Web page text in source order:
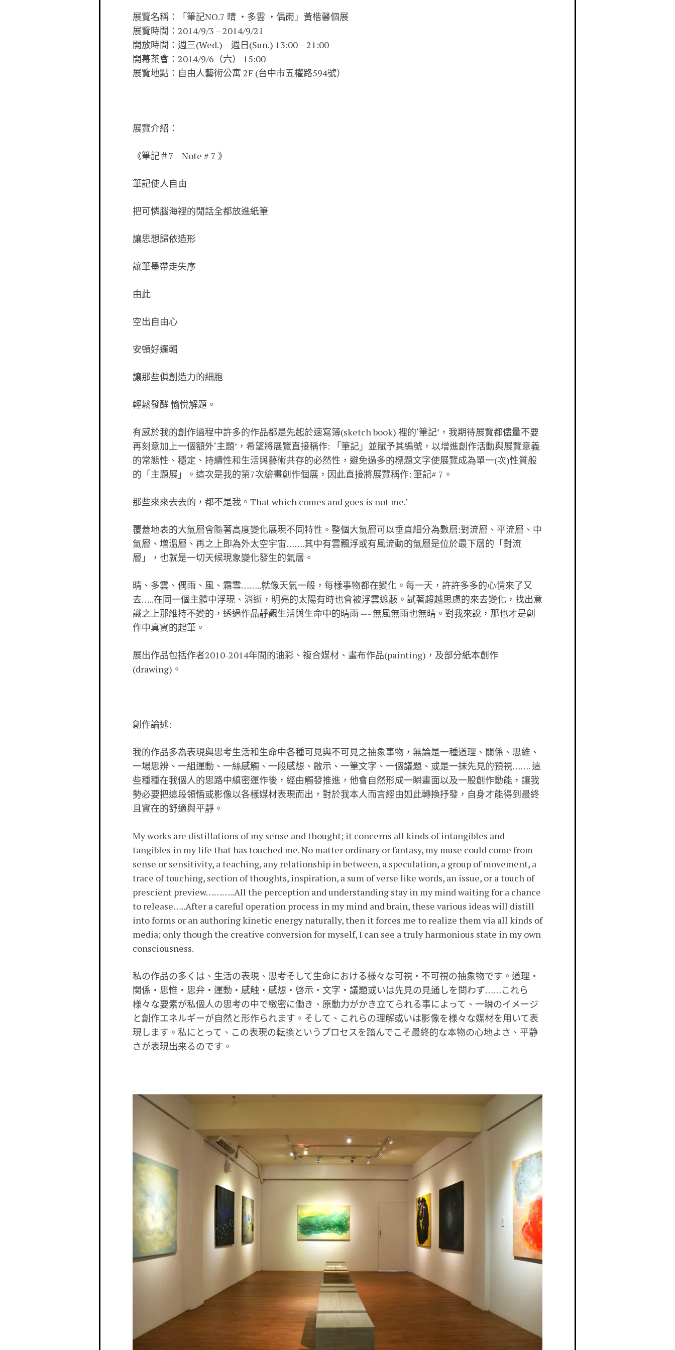
展覽名稱：「筆記NO.7 晴 ‧多雲 ‧偶雨」黃楷馨個展
展覽時間：2014/9/3 – 2014/9/21
開放時間：週三(Wed.) – 週日(Sun.) 13:00 – 21:00
開幕茶會：2014/9/6（六） 15:00
展覽地點：自由人藝術公寓 2F (台中市五權路594號）
展覽介紹：
《筆記＃7 Note # 7 》
筆記使人自由
把可憐腦海裡的閒話全都放進紙筆
讓思想歸依造形
讓筆墨帶走失序
由此
空出自由心
安頓好邏輯
讓那些俱創造力的細胞
輕鬆發酵 愉悅解題。
有感於我的創作過程中許多的作品都是先起於速寫簿(sketch book) 裡的‘筆記’，我期待展覽都儘量不要
再刻意加上一個額外‘主題’，希望將展覽直接稱作: 「筆記」並賦予其編號，以增進創作活動與展覽意義
的常態性、穩定、持續性和生活與藝術共存的必然性，避免過多的標題文字使展覽成為單一(次)性質般
的「主題展」。這次是我的第7次繪畫創作個展，因此直接將展覽稱作: 筆記# 7。
那些來來去去的，都不是我。That which comes and goes is not me.’
覆蓋地表的大氣層會隨著高度變化展現不同特性。整個大氣層可以垂直細分為數層:對流層、平流層、中
氣層、增溫層、再之上即為外太空宇宙…….其中有雲飄浮或有風流動的氣層是位於最下層的「對流
層」，也就是一切天候現象變化發生的氣層。
晴、多雲、偶雨、風、霜雪……..就像天氣一般，每樣事物都在變化。每一天，許許多多的心情來了又
去…..在同一個主體中浮現、消逝，明亮的太陽有時也會被浮雲遮蔽。試著超越思慮的來去變化，找出意
識之上那維持不變的，透過作品靜觀生活與生命中的晴雨 —- 無風無雨也無晴。對我來說，那也才是創
作中真實的起筆。
展出作品包括作者2010-2014年間的油彩、複合媒材、畫布作品(painting)，及部分紙本創作
(drawing)。
創作論述:
我的作品多為表現與思考生活和生命中各種可見與不可見之抽象事物，無論是一種道理、關係、思維、
一場思辨、一組運動、一絲感觸、一段感想、啟示、一筆文字、一個議題、或是一抹先見的預視……. 這
些種種在我個人的思路中縝密運作後，經由觸發推進，他會自然形成一瞬畫面以及一股創作動能，讓我
勢必要把這段領悟或影像以各樣媒材表現而出，對於我本人而言經由如此轉換抒發，自身才能得到最終
且實在的舒適與平靜。
My works are distillations of my sense and thought; it concerns all kinds of intangibles and
tangibles in my life that has touched me. No matter ordinary or fantasy, my muse could come from
sense or sensitivity, a teaching, any relationship in between, a speculation, a group of movement, a
trace of touching, section of thoughts, inspiration, a sum of verse like words, an issue, or a touch of
prescient preview………..All the perception and understanding stay in my mind waiting for a chance
to release…..After a careful operation process in my mind and brain, these various ideas will distill
into forms or an authoring kinetic energy naturally, then it forces me to realize them via all kinds of
media; only though the creative conversion for myself, I can see a truly harmonious state in my own
consciousness.
私の作品の多くは、生活の表現、思考そして生命における様々な可視・不可視の抽象物です。道理・
関係・思惟・思弁・運動・感触・感想・啓示・文字・議題或いは先見の見通しを問わず……これら
様々な要素が私個人の思考の中で緻密に働き、原動力がかき立てられる事によって、一瞬のイメージ
と創作エネルギーが自然と形作られます。そして、これらの理解或いは影像を様々な媒材を用いて表
現します。私にとって、この表現の転換というプロセスを踏んでこそ最終的な本物の心地よさ、平静
さが表現出来るのです。